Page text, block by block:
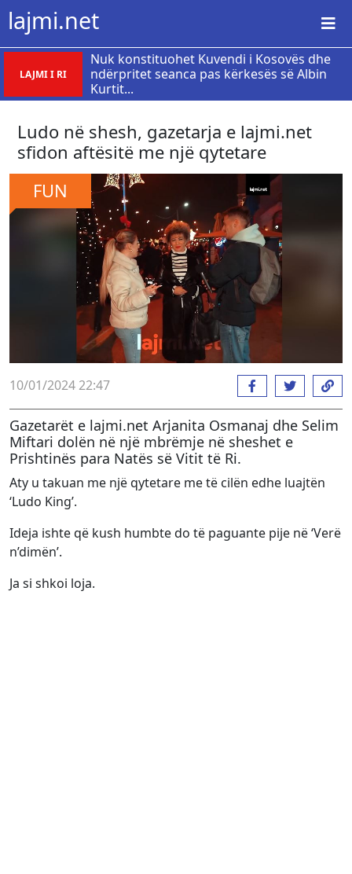
lajmi.net
LAJMI I RI
Nuk konstituohet Kuvendi i Kosovës dhe
ndërpritet seanca pas kërkesës së Albin
Kurtit...
Ludo në shesh, gazetarja e lajmi.net
sfidon aftësitë me një qytetare
FUN
10/01/2024 22:47
Gazetarët e lajmi.net Arjanita Osmanaj dhe Selim
Miftari dolën në një mbrëmje në sheshet e
Prishtinës para Natës së Vitit të Ri.
Aty u takuan me një qytetare me të cilën edhe luajtën
‘Ludo King’.
Ideja ishte që kush humbte do të paguante pije në ‘Verë
n’dimën’.
Ja si shkoi loja.